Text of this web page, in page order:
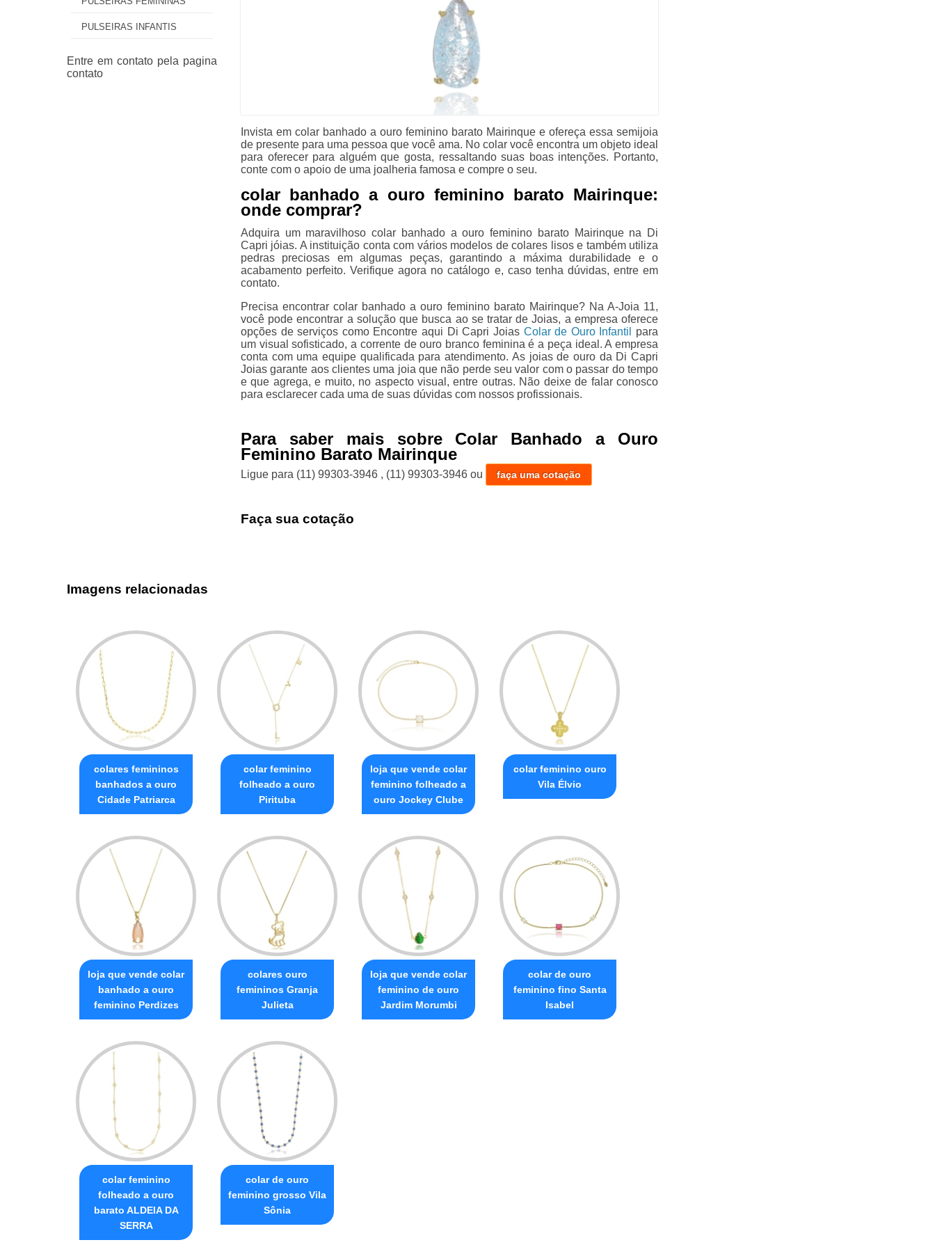
PULSEIRAS INFANTIS
Invista em colar banhado a ouro feminino barato Mairinque e ofereça essa semijoia
de presente para uma pessoa que você ama. No colar você encontra um objeto ideal
para oferecer para alguém que gosta, ressaltando suas boas intenções. Portanto,
conte com o apoio de uma joalheria famosa e compre o seu.
colar banhado a ouro feminino barato Mairinque:
onde comprar?
Adquira um maravilhoso colar banhado a ouro feminino barato Mairinque na Di
Capri jóias. A instituição conta com vários modelos de colares lisos e também utiliza
pedras preciosas em algumas peças, garantindo a máxima durabilidade e o
acabamento perfeito. Verifique agora no catálogo e, caso tenha dúvidas, entre em
contato.
Precisa encontrar colar banhado a ouro feminino barato Mairinque? Na A-Joia 11,
você pode encontrar a solução que busca ao se tratar de Joias, a empresa oferece
opções de serviços como Encontre aqui Di Capri Joias Colar de Ouro Infantil
para
um visual sofisticado, a corrente de ouro branco feminina é a peça ideal. A empresa
conta com uma equipe qualificada para atendimento. As joias de ouro da Di Capri
Joias garante aos clientes uma joia que não perde seu valor com o passar do tempo
e que agrega, e muito, no aspecto visual, entre outras. Não deixe de falar conosco
para esclarecer cada uma de suas dúvidas com nossos profissionais.
Para saber mais sobre Colar Banhado a Ouro
Feminino Barato Mairinque
Ligue para (11) 99303-3946 , (11) 99303-3946 ou faça uma cotação
Faça sua cotação
Imagens relacionadas
colares femininos
banhados a ouro
Cidade Patriarca
colar feminino
folheado a ouro
Pirituba
loja que vende colar
feminino folheado a
ouro Jockey Clube
colar feminino ouro
Vila Élvio
loja que vende colar
banhado a ouro
feminino Perdizes
colares ouro
femininos Granja
Julieta
loja que vende colar
feminino de ouro
Jardim Morumbi
colar de ouro
feminino fino Santa
Isabel
colar feminino
folheado a ouro
barato ALDEIA DA
SERRA
colar de ouro
feminino grosso Vila
Sônia